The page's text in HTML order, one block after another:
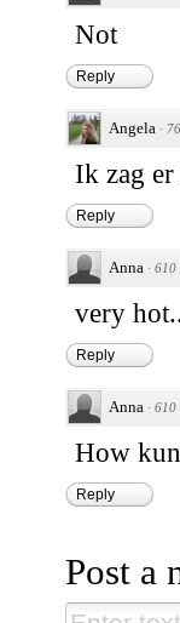
Not
Reply
Angela ·
Ik zag
Reply
Anna · 610
very
Reply
Anna · 610
How
Reply
Post a